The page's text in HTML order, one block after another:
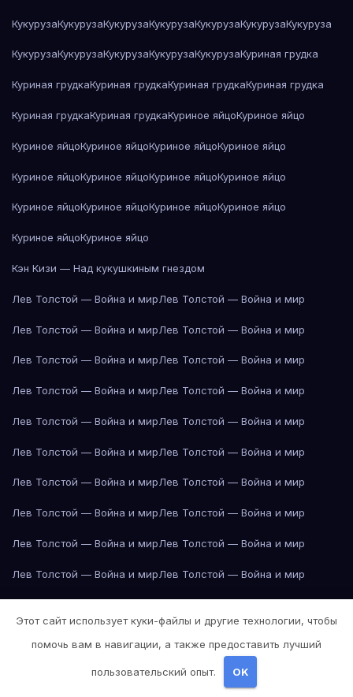
КукурузаКукурузаКукурузаКукурузаКукурузаКукурузаКукуруза
КукурузаКукурузаКукурузаКукурузаКукурузаКуриная грудка
Куриная грудкаКуриная грудкаКуриная грудкаКуриная грудка
Куриная грудкаКуриная грудкаКуриное яйцоКуриное яйцо
Куриное яйцоКуриное яйцоКуриное яйцоКуриное яйцо
Куриное яйцоКуриное яйцоКуриное яйцоКуриное яйцо
Куриное яйцоКуриное яйцоКуриное яйцоКуриное яйцо
Куриное яйцоКуриное яйцо
Кэн Кизи — Над кукушкиным гнездом
Лев Толстой — Война и мирЛев Толстой — Война и мир
Лев Толстой — Война и мирЛев Толстой — Война и мир
Лев Толстой — Война и мирЛев Толстой — Война и мир
Лев Толстой — Война и мирЛев Толстой — Война и мир
Лев Толстой — Война и мирЛев Толстой — Война и мир
Лев Толстой — Война и мирЛев Толстой — Война и мир
Лев Толстой — Война и мирЛев Толстой — Война и мир
Лев Толстой — Война и мирЛев Толстой — Война и мир
Лев Толстой — Война и мирЛев Толстой — Война и мир
Лев Толстой — Война и мирЛев Толстой — Война и мир
Лев Толстой — Война и мир
Этот сайт использует куки-файлы и другие технологии, чтобы
помочь вам в навигации, а также предоставить лучший
пользовательский опыт. OK